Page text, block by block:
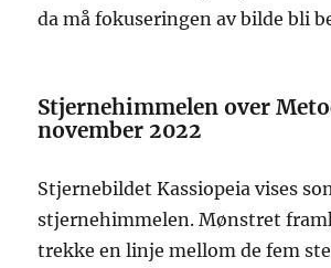
da må fokuseringen av bilde bli
Stjernehimmelen over
november 2022
Stjernebildet Kassiopeia vises
stjernehimmelen. Mønstret
trekke en linje mellom de fem